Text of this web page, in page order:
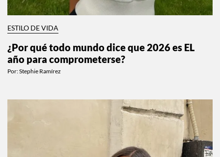
ESTILO DE VIDA
año para comprometerse?